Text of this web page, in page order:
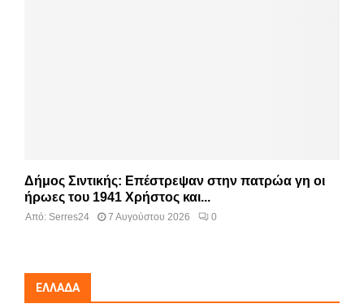
Δήμος Σιντικής: Επέστρεψαν στην πατρώα γη οι
ήρωες του 1941 Χρήστος και...
Από: Serres24 7 Αυγούστου 2026 0
ΕΛΛΆΔΑ